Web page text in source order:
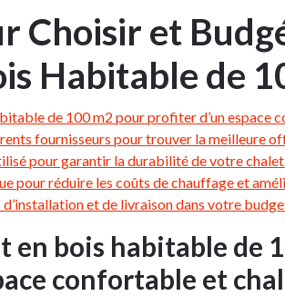
Choisir et
Habitable de
de 100 m2 pour profiter d’un espace
fournisseurs pour trouver la meilleure
pour garantir la durabilité de votre
pour réduire les coûts de chauffage et
et de livraison dans votre
en bois habitable de
confortable et